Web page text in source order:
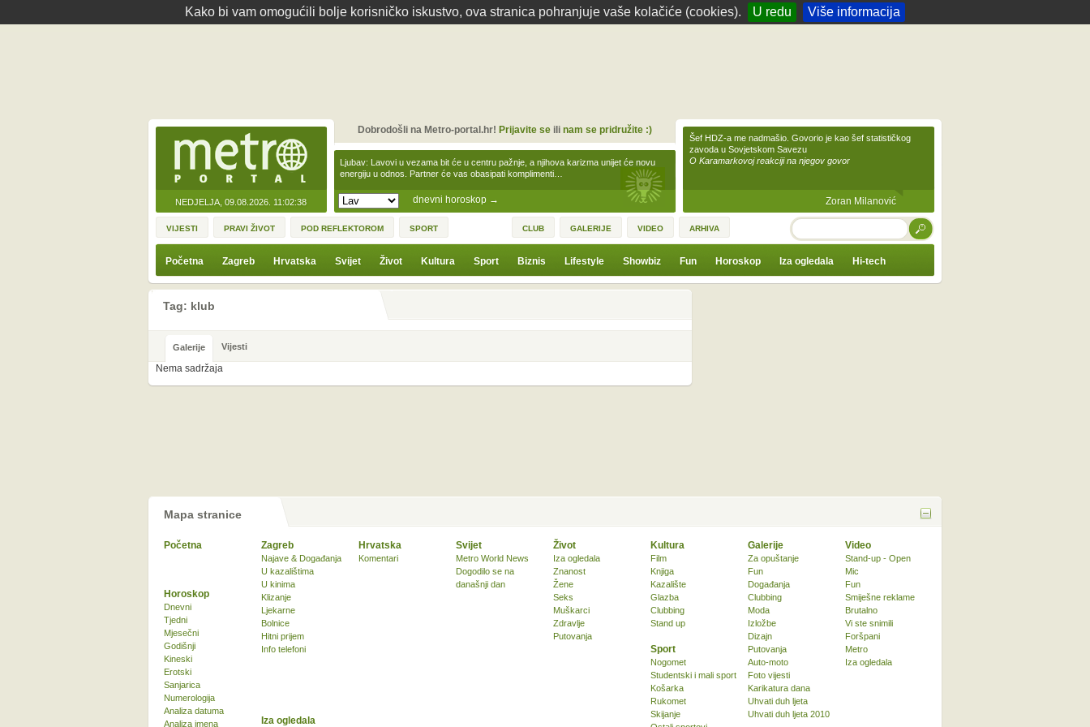
Kako bi vam omogućili bolje korisničko iskustvo, ova stranica pohranjuje vaše kolačiće (cookies). U redu Više informacija
NEDJELJA, 09.08.2026. 11:02:38 dnevni horoskop →
Ljubav: Lavovi u vezama bit će u centru pažnje, a njihova karizma unijet će novu
energiju u odnos. Partner će vas obasipati komplimenti…
Dobrodošli na Metro-portal.hr! Prijavite seili nam se pridružite :)
Šef HDZ-a me nadmašio. Govorio je kao šef statističkog
zavoda u Sovjetskom Savezu
O Karamarkovoj reakciji na njegov govor
Zoran Milanović
VIJESTI PRAVI ŽIVOT POD REFLEKTOROM SPORT CLUB GALERIJE VIDEO ARHIVA TRAŽI
Početna Zagreb Hrvatska Svijet Život Kultura Sport Biznis Lifestyle Showbiz Fun Horoskop Iza ogledala Hi-tech
Tag: klub
Galerije Vijesti
Nema sadržaja
Mapa stranice
Početna Zagreb
Najave & Događanja
U kazalištima
U kinima
Klizanje
Ljekarne
Bolnice
Hitni prijem
Info telefoni
Hrvatska
Komentari
Svijet
Metro World News
Dogodilo se na
današnji dan
Život
Iza ogledala
Znanost
Žene
Seks
Muškarci
Zdravlje
Putovanja
Kultura
Film
Knjiga
Kazalište
Glazba
Clubbing
Stand up
Sport
Nogomet
Studentski i mali sport
Košarka
Rukomet
Skijanje
Horoskop
Dnevni
Tjedni
Mjesečni
Godišnji
Kineski
Erotski
Sanjarica
Numerologija
Analiza datuma
Analiza imena
Iza ogledala
Galerije
Za opuštanje
Fun
Događanja
Clubbing
Moda
Izložbe
Dizajn
Putovanja
Auto-moto
Foto vijesti
Karikatura dana
Uhvati duh ljeta
Uhvati duh ljeta 2010
Video
Stand-up - Open
Mic
Fun
Smiješne reklame
Brutalno
Vi ste snimili
Foršpani
Metro
Iza ogledala